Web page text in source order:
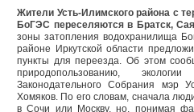
Жители Усть-Илимского района с
БоГЭС переселяются в Братск,
зоны затопления водохранилища
районе Иркутской области
пункты для переезда. Об этом
природопользованию,
Законодательного Собрания мэр
Хомяков. По его словам, сначала
в Сочи или Москву, но, понимая